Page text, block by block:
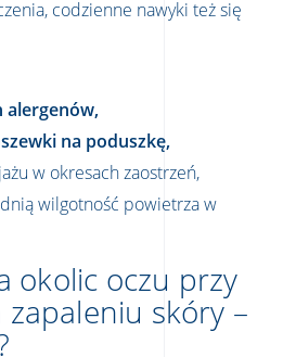
codzienne nawyki też się
alergenów,
na poduszkę,
w okresach zaostrzeń,
wilgotność powietrza w
okolic oczu przy
skóry –